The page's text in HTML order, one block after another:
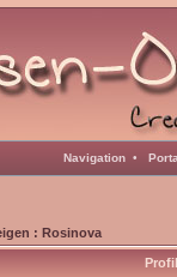
Navigation •
: Rosinova